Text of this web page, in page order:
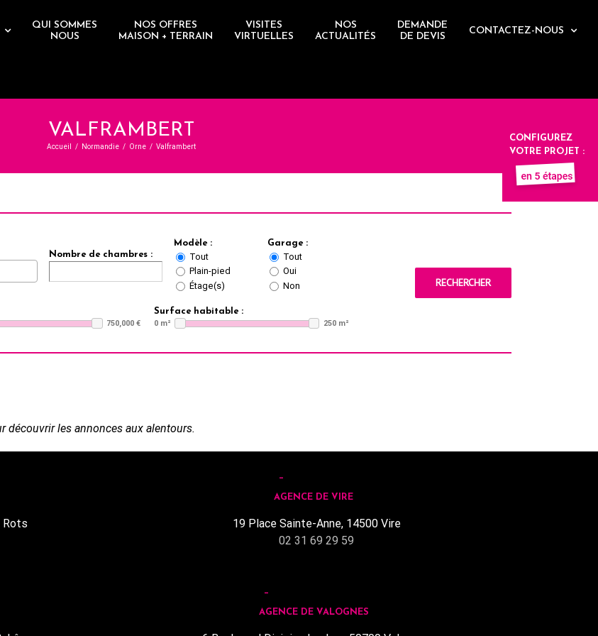
QUI SOMMES
NOUS
NOS OFFRES
MAISON + TERRAIN
VISITES
VIRTUELLES
NOS
ACTUALITÉS
DEMANDE
DE DEVIS
CONTACTEZ-NOUS
CONFIGUREZ
VOTRE PROJET :
VALFRAMBERT
Accueil / Normandie / Orne / Valframbert
Nombre de chambres :
Modèle :
Tout
Plain-pied
Étage(s)
Garage :
Tout
Oui
Non
750,000 €
Surface habitable :
0 m²
250 m²
RECHERCHER
découvrir les annonces aux alentours.
Rots
AGENCE DE VIRE
19 Place Sainte-Anne, 14500 Vire
02 31 69 29 59
AGENCE DE VALOGNES